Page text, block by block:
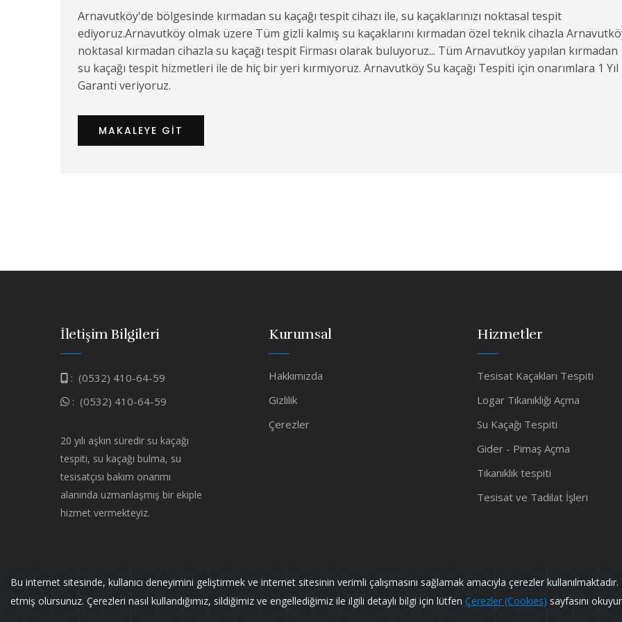
Bu internet sitesinde, kullanıcı deneyimini geliştirmek ve internet sitesinin verimli çalışmasını sağlamak amacıyla çerezler
etmiş olursunuz. Çerezleri nasıl kullandığımız, sildiğimiz ve engellediğimiz ile ilgili detaylı bilgi için lütfen Çerezler (Cookies) sayfasını
Arnavutköy'de bölgesinde kırmadan su kaçağı tespit cihazı ile, su kaçaklarınızı noktasal tespit
ediyoruz.Arnavutköy olmak üzere Tüm gizli kalmış su kaçaklarını kırmadan özel teknik cihazla
noktasal kırmadan cihazla su kaçağı tespit Firması olarak buluyoruz... Tüm Arnavutköy yapılan kırmadan
su kaçağı tespit hizmetleri ile de hiç bir yeri kırmıyoruz. Arnavutköy Su kaçağı Tespiti için onarımlara 1 Yıl
Garanti veriyoruz.
MAKALEYE GIT
İletişim Bilgileri
: (0532) 410-64-59
: (0532) 410-64-59
20 yılı aşkın süredir su kaçağı
tespiti, su kaçağı bulma, su
tesisatçısı bakım onarımı
alanında uzmanlaşmış bir ekiple
hizmet vermekteyiz.
Kurumsal
Hakkımızda
Gizlilik
Çerezler
Hizmetler
Tesisat Kaçakları Tespiti
Logar Tıkanıklığı Açma
Su Kaçağı Tespiti
Gider - Pimaş Açma
Tıkanıklık tespiti
Tesisat ve Tadilat İşleri
Murat TESİSAT Tüm Hakları Saklıdır.